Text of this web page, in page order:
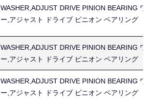
WASHER,ADJUST DRIVE PINION BEARING
ー,アジャスト ドライブ ピニオン ベアリング
WASHER,ADJUST DRIVE PINION BEARING
ー,アジャスト ドライブ ピニオン ベアリング
WASHER,ADJUST DRIVE PINION BEARING
ー,アジャスト ドライブ ピニオン ベアリング